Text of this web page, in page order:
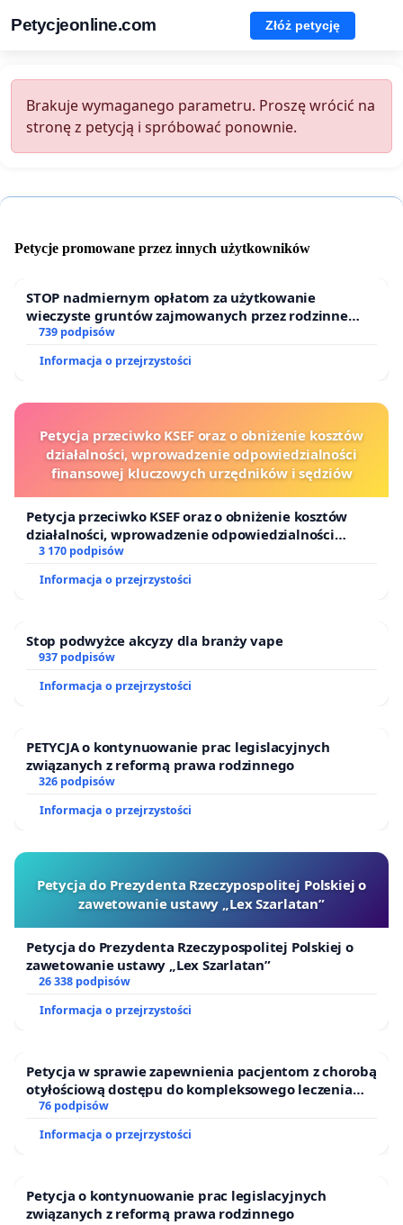
Petycjeonline.com Złóż petycję
Brakuje wymaganego parametru. Proszę wrócić na
stronę z petycją i spróbować ponownie.
Petycje promowane przez innych użytkowników
STOP nadmiernym opłatom za użytkowanie
wieczyste gruntów zajmowanych przez rodzinne
ogrody działkowe.
739 podpisów
Informacja o przejrzystości
Petycja przeciwko KSEF oraz o obniżenie kosztów
działalności, wprowadzenie odpowiedzialności
finansowej kluczowych urzędników i sędziów
Petycja przeciwko KSEF oraz o obniżenie kosztów
działalności, wprowadzenie odpowiedzialności
finansowej kluczowych urzędników i sędziów
3 170 podpisów
Informacja o przejrzystości
Stop podwyżce akcyzy dla branży vape
937 podpisów
Informacja o przejrzystości
PETYCJA o kontynuowanie prac legislacyjnych
związanych z reformą prawa rodzinnego
326 podpisów
Informacja o przejrzystości
Petycja do Prezydenta Rzeczypospolitej Polskiej o
zawetowanie ustawy „Lex Szarlatan”
Petycja do Prezydenta Rzeczypospolitej Polskiej o
zawetowanie ustawy „Lex Szarlatan”
26 338 podpisów
Informacja o przejrzystości
Petycja w sprawie zapewnienia pacjentom z chorobą
otyłościową dostępu do kompleksowego leczenia
oraz programów profilaktycznych.
76 podpisów
Informacja o przejrzystości
Petycja o kontynuowanie prac legislacyjnych
związanych z reformą prawa rodzinnego